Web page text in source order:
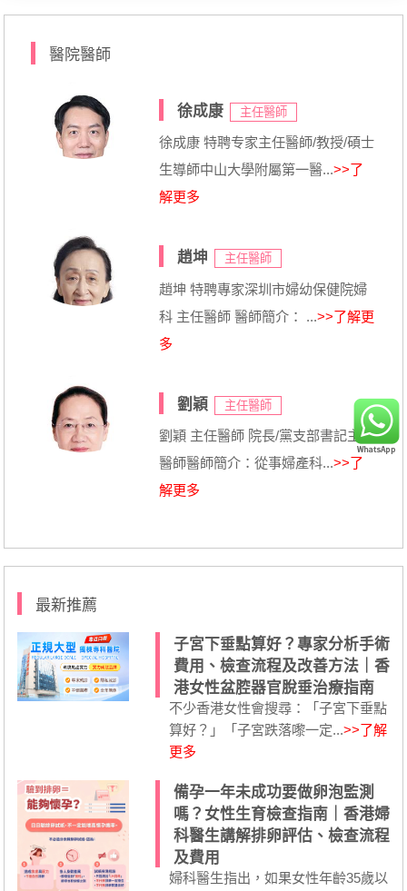
醫院醫師
徐成康 主任醫師
徐成康 特聘专家主任醫師/教授/碩士
生導師中山大學附屬第一醫...>>了
解更多
趙坤 主任醫師
趙坤 特聘專家深圳市婦幼保健院婦
科 主任醫師 醫師簡介： ...>>了解更
多
劉穎 主任醫師
劉穎 主任醫師 院長/黨支部書記主任
醫師醫師簡介：從事婦產科...>>了
解更多
最新推薦
子宮下垂點算好？專家分析手術
費用、檢查流程及改善方法｜香
港女性盆腔器官脫垂治療指南
不少香港女性會搜尋：「子宮下垂點
算好？」「子宮跌落嚟一定...>>了解
更多
備孕一年未成功要做卵泡監測
嗎？女性生育檢查指南｜香港婦
科醫生講解排卵評估、檢查流程
及費用
婦科醫生指出，如果女性年齡35歲以